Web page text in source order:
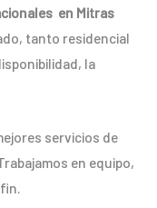
en Mitras
tanto residencial
la
servicios de
en equipo,